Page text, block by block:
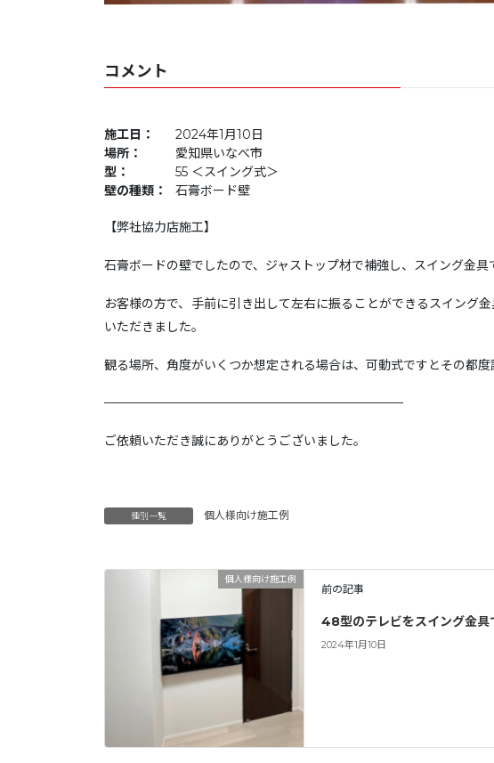
コメント
施工日：
2024年1月10日
場所：
愛知県いなべ市
型：
55 ＜スイング式＞
壁の種類：
石膏ボード壁
【弊社協力店施工】
石膏ボードの壁でしたので、ジャストップ材で補強し、スイング金具
お客様の方で、手前に引き出して左右に振ることができるスイング
いただきました。
観る場所、角度がいくつか想定される場合は、可動式ですとその都
————————————————————————
ご依頼いただき誠にありがとうございました。
種別一覧 個人様向け施工例
個人様向け施工例
前の記事
48型のテレビをスイング金具
2024年1月10日